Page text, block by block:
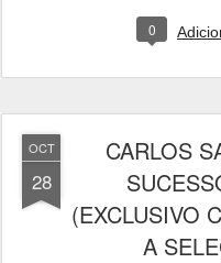
0
OCT
28
CARLOS
(EXCLUSIVO
A